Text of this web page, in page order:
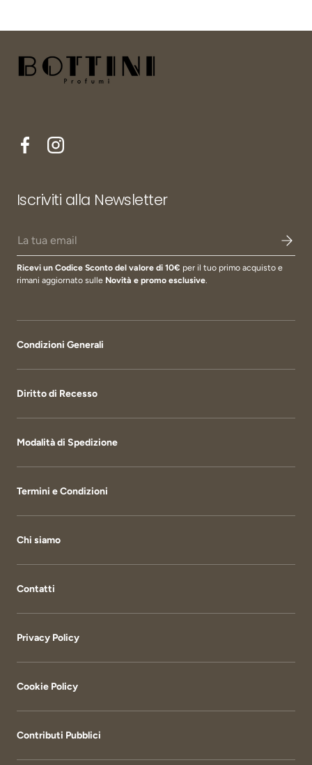
FacebookInstagram
Iscriviti alla Newsletter
Email
Ricevi un Codice Sconto del valore di 10€ per il tuo primo acquisto e
rimani aggiornato sulle Novità e promo esclusive
Condizioni Generali
Diritto di Recesso
Modalità di Spedizione
Termini e Condizioni
Chi siamo
Contatti
Privacy Policy
Cookie Policy
Contributi Pubblici